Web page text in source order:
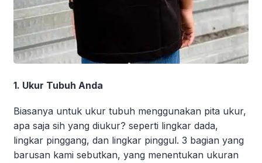
1. Ukur Tubuh Anda
Biasanya untuk ukur tubuh menggunakan pita ukur,
apa saja sih yang diukur? seperti lingkar dada,
lingkar pinggang, dan lingkar pinggul. 3 bagian yang
barusan kami sebutkan, yang menentukan ukuran